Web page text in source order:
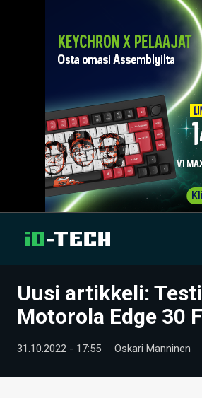
UUTISET
Uusi artikkeli:
Motorola Edge 30
31.10.2022 - 17:55 Oskari Manninen